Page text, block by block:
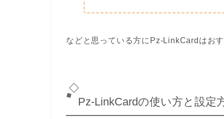
などと思っている方に Pz-LinkCard はお
Pz-LinkCardの使い方と設定